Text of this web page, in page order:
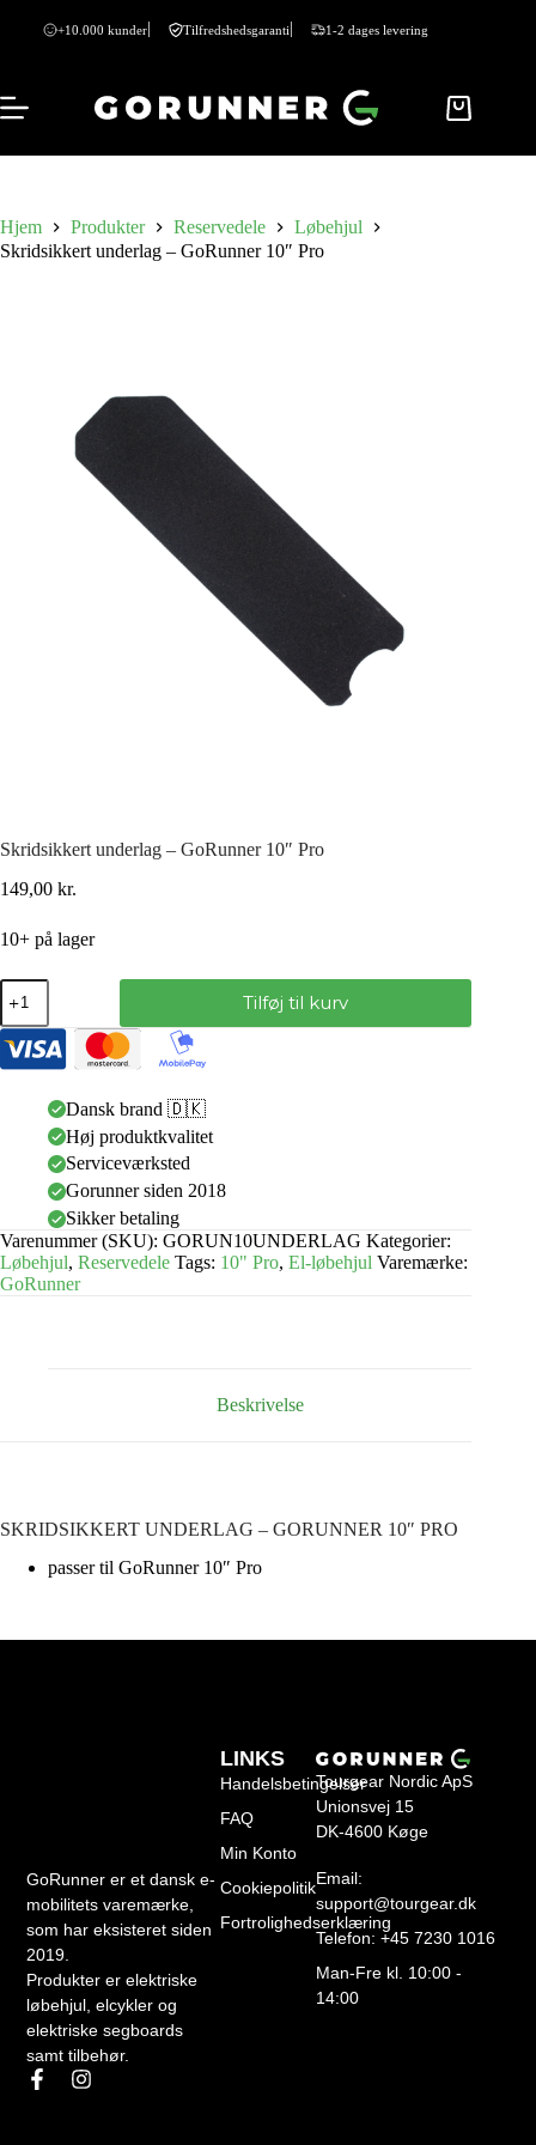
+10.000 kunder Tilfredshedsgaranti 1-2 dages levering
Hjem Produkter Reservedele
Løbehjul
Skridsikkert underlag – GoRunner 10″ Pro
Skridsikkert underlag – GoRunner 10″ Pro
149,00 kr.
10+ på lager
Tilføj til kurv
Dansk brand 🇩🇰
Høj produktkvalitet
Serviceværksted
Gorunner siden 2018
Sikker betaling
Varenummer (SKU): GORUN10UNDERLAG Kategorier:
Løbehjul, Reservedele Tags: 10" Pro, El-løbehjul Varemærke:
GoRunner
Beskrivelse
SKRIDSIKKERT UNDERLAG – GORUNNER 10″ PRO
passer til GoRunner 10″ Pro
GoRunner er et dansk e-
mobilitets varemærke,
som har eksisteret siden
2019.
Produkter er elektriske
løbehjul, elcykler og
elektriske segboards
samt tilbehør.
LINKS
Handelsbetingelser
FAQ
Min Konto
Cookiepolitik
Fortrolighedserklæring
Tourgear Nordic ApS
Unionsvej 15
DK-4600 Køge
Email:
support@tourgear.dk
Telefon: +45 7230 1016
Man-Fre kl. 10:00 -
14:00